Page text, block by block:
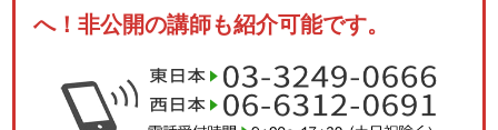
へ！非公開の講師も紹介可能です。